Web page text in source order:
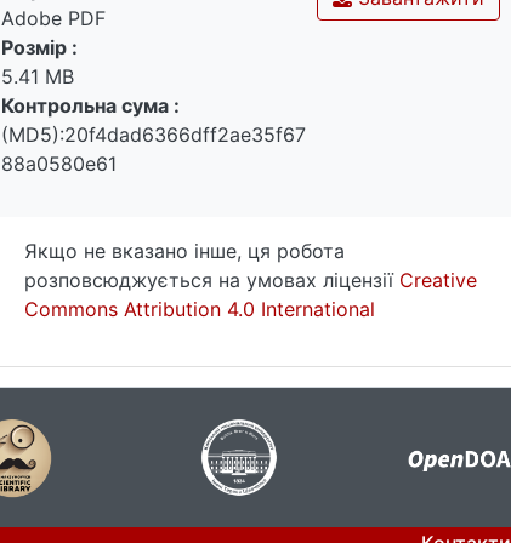
Adobe PDF
Розмір :
5.41 MB
Контрольна сума :
(MD5):20f4dad6366dff2ae35f67
88a0580e61
Якщо не вказано інше, ця робота
розповсюджується на умовах ліцензії Creative
Commons Attribution 4.0 International